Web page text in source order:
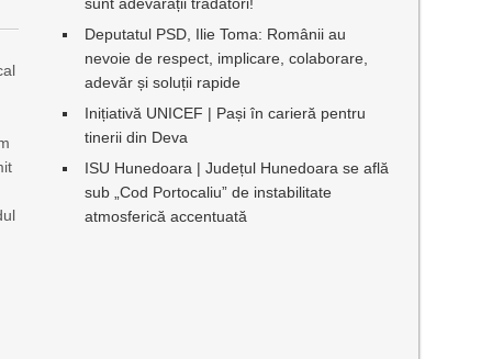
Deputatul PSD, Ilie Toma: Românii au
nevoie de respect, implicare, colaborare,
adevăr și soluții rapide
Inițiativă UNICEF | Pași în carieră pentru
tinerii din Deva
ISU Hunedoara | Județul Hunedoara se află
sub „Cod Portocaliu” de instabilitate
atmosferică accentuată